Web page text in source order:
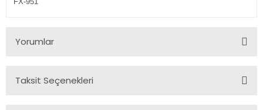
Yorumlar
Taksit Seçenekleri